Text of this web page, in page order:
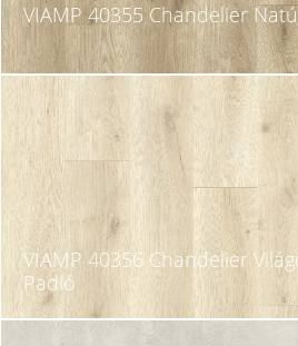
VIAMP 40355 Chandelier
VIAMP 40356 Chandelier
Padló